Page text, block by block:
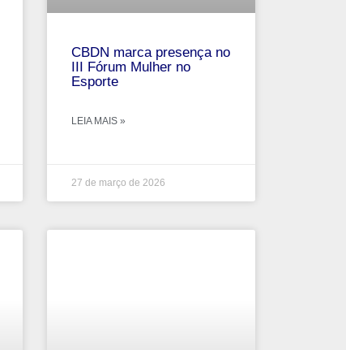
CBDN marca presença no
III Fórum Mulher no
Esporte
LEIA MAIS »
27 de março de 2026